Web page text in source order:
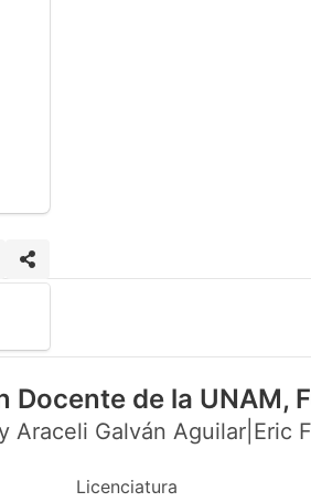
de la UNAM,
Galván Aguilar|Eric
Licenciatura